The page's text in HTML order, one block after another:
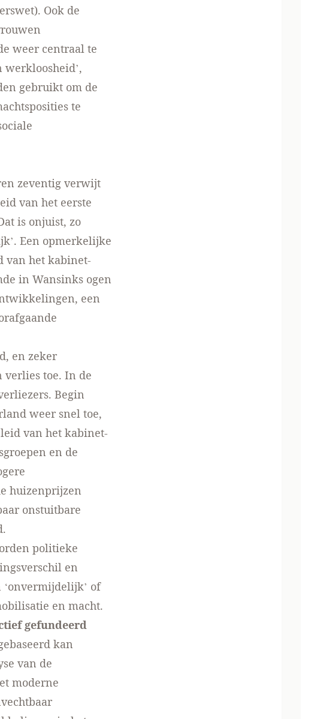
Ook de
weer centraal te
werkloosheid’,
gebruikt om de
te
zeventig verwijt
van het eerste
is onjuist, zo
Een opmerkelijke
van het kabinet-
in Wansinks ogen
een
en zeker
toe. In de
Begin
weer snel toe,
van het kabinet-
en de
huizenprijzen
onstuitbare
politieke
en
of
en macht.
gefundeerd
kan
van de
moderne